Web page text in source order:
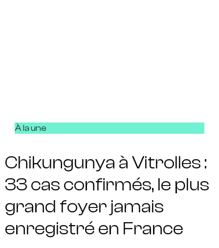
À la une
Chikungunya à Vitrolles :
33 cas confirmés, le plus
grand foyer jamais
enregistré en France